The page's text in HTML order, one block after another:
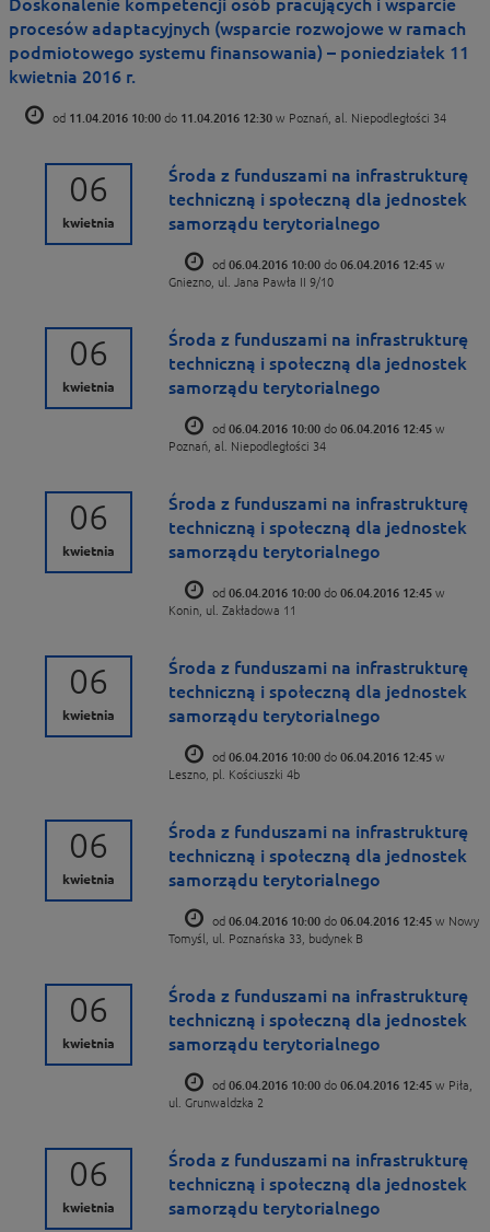
Doskonalenie kompetencji osób pracujących i wsparcie
procesów adaptacyjnych (wsparcie rozwojowe w ramach
podmiotowego systemu finansowania) – poniedziałek 11
kwietnia 2016 r.
od 11.04.2016 10:00 do 11.04.2016 12:30 w Poznań, al. Niepodległości 34
06
kwietnia
Środa z funduszami na infrastrukturę
techniczną i społeczną dla jednostek
samorządu terytorialnego
od 06.04.2016 10:00 do 06.04.2016 12:45 w
Gniezno, ul. Jana Pawła II 9/10
06
kwietnia
Środa z funduszami na infrastrukturę
techniczną i społeczną dla jednostek
samorządu terytorialnego
od 06.04.2016 10:00 do 06.04.2016 12:45 w
Poznań, al. Niepodległości 34
06
kwietnia
Środa z funduszami na infrastrukturę
techniczną i społeczną dla jednostek
samorządu terytorialnego
od 06.04.2016 10:00 do 06.04.2016 12:45 w
Konin, ul. Zakładowa 11
06
kwietnia
Środa z funduszami na infrastrukturę
techniczną i społeczną dla jednostek
samorządu terytorialnego
od 06.04.2016 10:00 do 06.04.2016 12:45 w
Leszno, pl. Kościuszki 4b
06
kwietnia
Środa z funduszami na infrastrukturę
techniczną i społeczną dla jednostek
samorządu terytorialnego
od 06.04.2016 10:00 do 06.04.2016 12:45 w Nowy
Tomyśl, ul. Poznańska 33, budynek B
06
kwietnia
Środa z funduszami na infrastrukturę
techniczną i społeczną dla jednostek
samorządu terytorialnego
od 06.04.2016 10:00 do 06.04.2016 12:45 w Piła,
ul. Grunwaldzka 2
06
kwietnia
Środa z funduszami na infrastrukturę
techniczną i społeczną dla jednostek
samorządu terytorialnego